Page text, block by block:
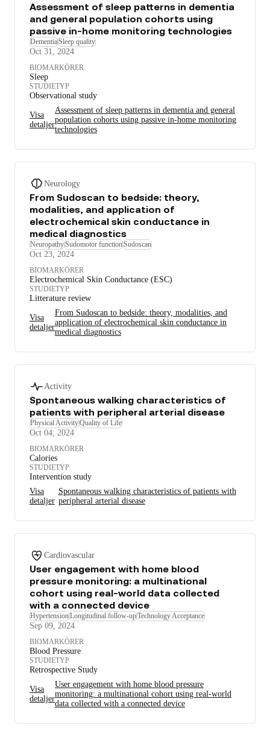
Assessment of sleep patterns in dementia
and general population cohorts using
passive in-home monitoring technologies
DementiaSleep quality
Oct 31, 2024
BIOMARKÖRER
Sleep
STUDIETYP
Observational study
Visa
detaljer
Assessment of sleep patterns in dementia and general
population cohorts using passive in-home monitoring
technologies
Neurology
From Sudoscan to bedside: theory,
modalities, and application of
electrochemical skin conductance in
medical diagnostics
NeuropathySudomotor functionSudoscan
Oct 23, 2024
BIOMARKÖRER
Electrochemical Skin Conductance (ESC)
STUDIETYP
Litterature review
Visa
detaljer
From Sudoscan to bedside: theory, modalities, and
application of electrochemical skin conductance in
medical diagnostics
Activity
Spontaneous walking characteristics of
patients with peripheral arterial disease
Physical ActivityQuality of Life
Oct 04, 2024
BIOMARKÖRER
Calories
STUDIETYP
Intervention study
Visa
detaljer
Spontaneous walking characteristics of patients with
peripheral arterial disease
Cardiovascular
User engagement with home blood
pressure monitoring: a multinational
cohort using real-world data collected
with a connected device
HypertensionLongitudinal follow-upTechnology Acceptance
Sep 09, 2024
BIOMARKÖRER
Blood Pressure
STUDIETYP
Retrospective Study
Visa
detaljer
User engagement with home blood pressure
monitoring: a multinational cohort using real-world
data collected with a connected device